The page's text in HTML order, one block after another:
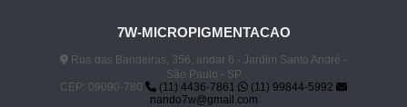
7W-MICROPIGMENTACAO
Rua das Bandeiras, 356, andar 6 - Jardim Santo André -
São Paulo - SP
CEP: 09090-780
(11) 4436-7861
(11) 99844-5992
nando7w@gmail.com